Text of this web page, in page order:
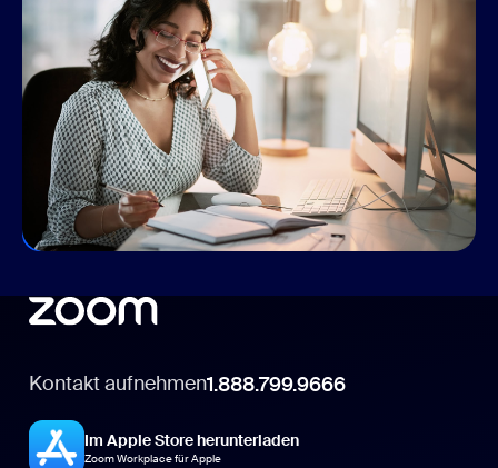
Vernetzen der hybriden
Belegschaft
Egal, ob Sie ins Büro zurückkehren, von zu Hause aus
arbeiten oder eine Mischung aus beidem, Zoom bietet
die Produkte, die Sie benötigen, um sich zu verbinden,
Ideen auszutauschen und gemeinsam mehr zu
erledigen – unabhängig vom Standort.
Bessere Kommunikationsabläufe
Kontakt aufnehmen1.888.799.9666
Im Apple Store herunterladen
Zoom Workplace für Apple